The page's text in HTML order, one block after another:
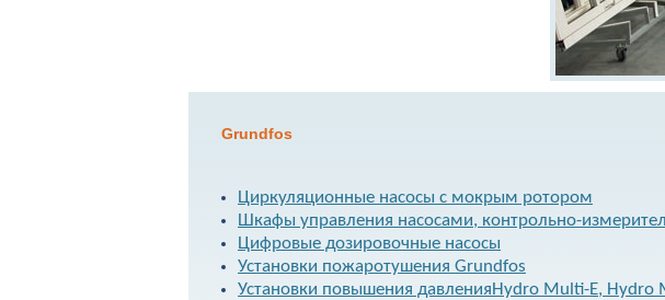
Grundfos
Циркуляционные насосы с мокрым ротором
Шкафы управления насосами, контрольно-
Цифровые дозировочные насосы
Установки пожаротушения Grundfos
Установки повышения давленияHydro Multi-E, Hydro